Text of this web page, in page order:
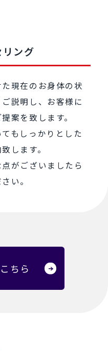
ング
現在のお⾝体の状
説明し、お客様に
案を致します。
もしっかりとした
します。
がございましたら
い。
ちら